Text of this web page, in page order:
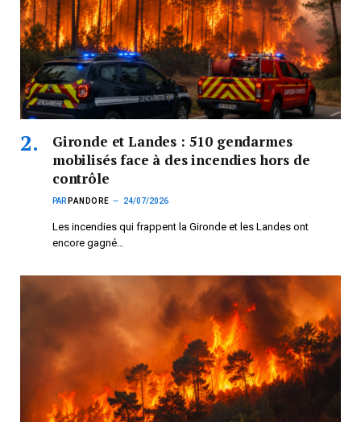
Gironde et Landes : 510 gendarmes
mobilisés face à des incendies hors de
contrôle
PAR PANDORE 24/07/2026
Les incendies qui frappent la Gironde et les Landes ont
encore gagné…